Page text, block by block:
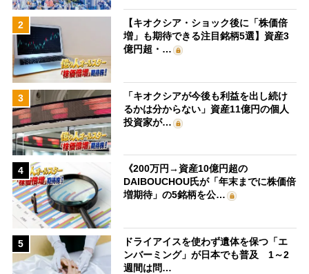
2
【キオクシア・ショック後に「株価倍
増」も期待できる注目銘柄5選】資産3
億円超・…
3
「キオクシアが今後も利益を出し続け
るかは分からない」資産11億円の個人
投資家が…
4
《200万円→資産10億円超の
DAIBOUCHOU氏が「年末までに株価倍
増期待」の5銘柄を公…
5
ドライアイスを使わず遺体を保つ「エ
ンバーミング」が日本でも普及 1～2
週間は問…